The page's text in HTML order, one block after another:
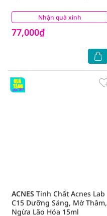
Nhận quà xinh
77,000₫
(2)
ACNES Tinh Chất Acnes Lab
C15 Dưỡng Sáng, Mờ Thâm,
Ngừa Lão Hóa 15ml